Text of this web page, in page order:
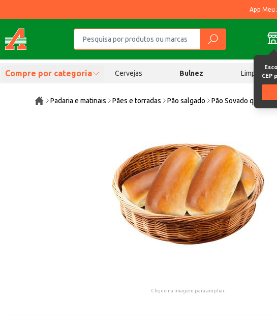
App Meu
CEP
Compre por categoria Cervejas Bulnez Limpeza
Padaria e matinais Pães e torradas Pão salgado Pão Sovado quilo
Clique na imagem para ampliar.